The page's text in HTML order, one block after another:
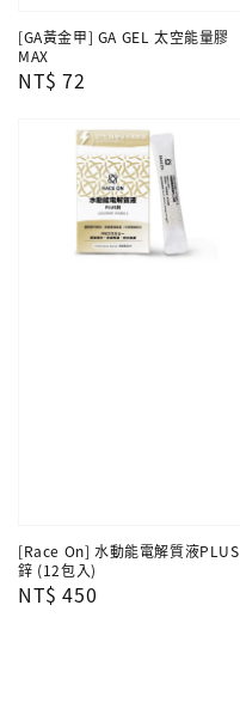
[GA黃金甲] GA GEL 太空能量膠
MAX
Regular
NT$ 72
[Race On] 水動能電解質液PLUS
鋅 (12包入)
Regular
NT$ 450